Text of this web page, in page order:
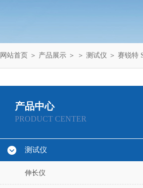
网站首页 ＞ 产品展示 ＞ ＞ 测试仪 ＞ 赛锐特
产品中心
PRODUCT CENTER
测试仪
伸长仪